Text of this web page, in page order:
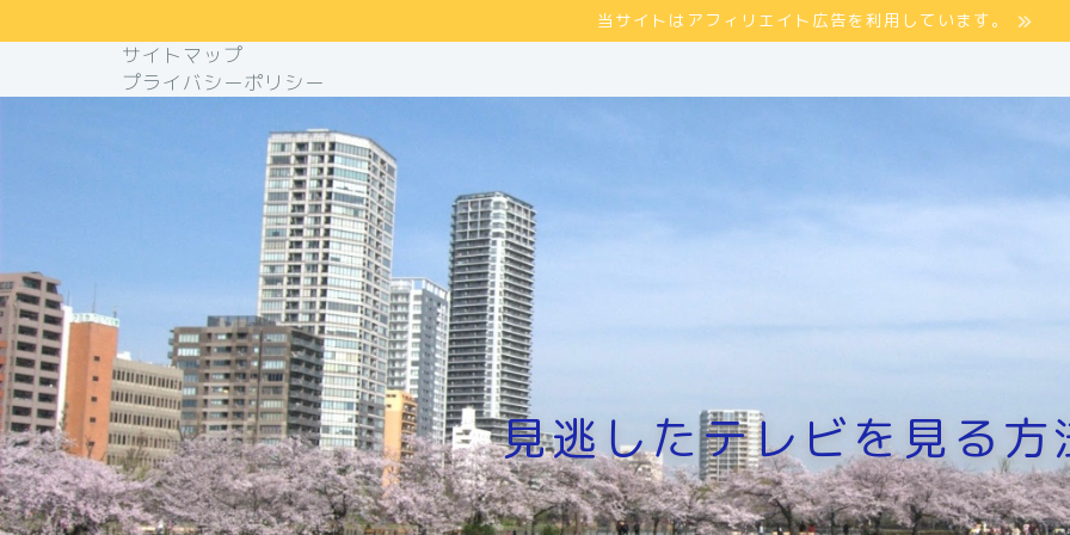
当サイトはアフィリエイト広告を利用しています。
サイトマップ
プライバシーポリシー
見逃したテレビを見る方